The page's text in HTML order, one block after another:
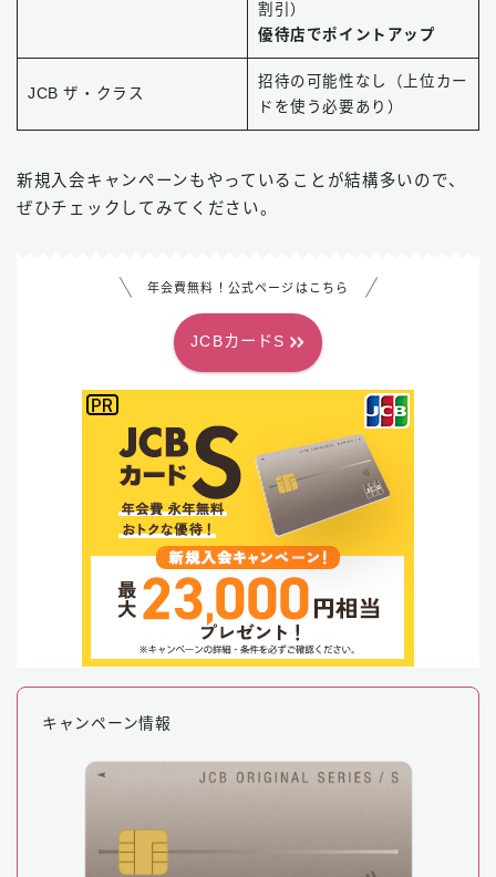
割引）
優待店でポイントアップ
JCB ザ・クラス
招待の可能性なし（上位カー
ドを使う必要あり）
新規入会キャンペーンもやっていることが結構多いので、
ぜひチェックしてみてください。
年会費無料！公式ページはこちら
JCBカードS
キャンペーン情報